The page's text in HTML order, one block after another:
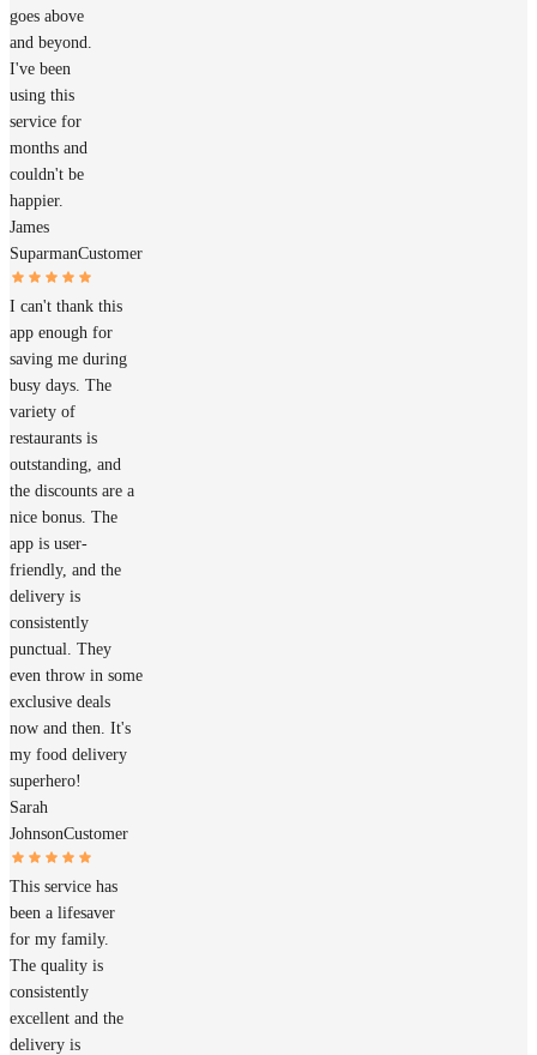
goes above
and beyond.
I've been
using this
service for
months and
couldn't be
happier.
James
SuparmanCustomer
I can't thank this
app enough for
saving me during
busy days. The
variety of
restaurants is
outstanding, and
the discounts are a
nice bonus. The
app is user-
friendly, and the
delivery is
consistently
punctual. They
even throw in some
exclusive deals
now and then. It's
my food delivery
superhero!
Sarah
JohnsonCustomer
This service has
been a lifesaver
for my family.
The quality is
consistently
excellent and the
delivery is